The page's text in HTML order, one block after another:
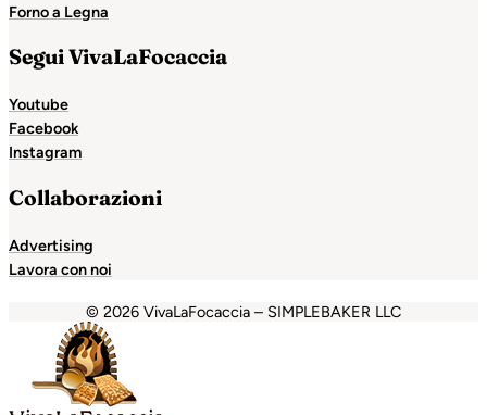
Forno a Legna
Segui VivaLaFocaccia
Youtube
Facebook
Instagram
Collaborazioni
Advertising
Lavora con noi
© 2026 VivaLaFocaccia – SIMPLEBAKER LLC
grandpashabet